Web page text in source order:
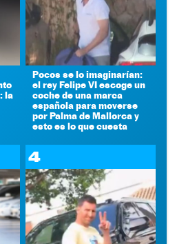
la
Pocos se lo imaginarían:
el rey Felipe VI escoge un
coche de una marca
española para moverse
por Palma de Mallorca y
esto es lo que cuesta
4